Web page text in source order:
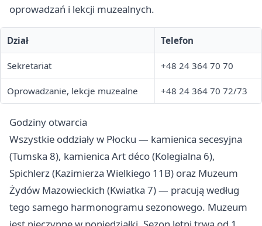
oprowadzań i lekcji muzealnych.
Dział Telefon
Sekretariat +48 24 364 70 70
Oprowadzanie, lekcje muzealne +48 24 364 70 72/73
Godziny otwarcia
Wszystkie oddziały w Płocku — kamienica secesyjna
(Tumska 8), kamienica Art déco (Kolegialna 6),
Spichlerz (Kazimierza Wielkiego 11B) oraz Muzeum
Żydów Mazowieckich (Kwiatka 7) — pracują według
tego samego harmonogramu sezonowego. Muzeum